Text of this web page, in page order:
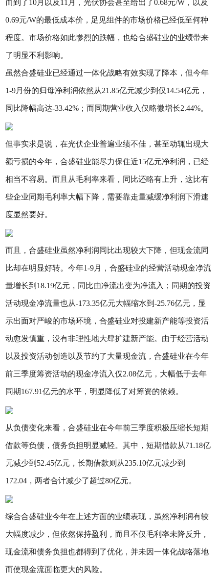
而到了10月以及11月，光伏协会甚至给出了0.68元/W，以及
0.69元/W的最低成本价，足见组件的市场价格已经低至何种
程度。市场价格如此惨烈的跌幅，也给合盛硅业的业绩带来
了明显不利影响。
虽然合盛硅业已经通过一体化战略有效实现了降本，但今年
1-9月份的归母净利润依然从21.85亿元减少到仅14.54亿元，
同比降幅高达-33.42%；而同期营业收入仅略微增长2.44%。
但事实求是说，在光伏企业普遍业绩不佳，甚至动辄出现大
额亏损的今年，合盛硅业能尽力保住近15亿元净利润，已经
相当不容易。而且从毛利率来看，同比还略有上升，这比有
些企业同期毛利率大幅下降，需要靠走量减缓净利润下滑速
度显然要好。
而且，合盛硅业虽然净利润同比出现较大下降，但现金流同
比却在明显好转。今年1-9月，合盛硅业的经营活动现金净流
量增长到18.19亿元，同比由净流出变为净流入；同期的投资
活动现金净流量也从-173.35亿元大幅缩水到-25.76亿元，显
示出面对严峻的市场环境，合盛硅业对投建新产能等投资活
动愈发慎重，没有非理性地大肆扩建新产能。由于经营活动
以及投资活动创造以及节约了大量现金流，合盛硅业在今年
前三季度筹资活动的现金净流入仅2.08亿元，大幅低于去年
同期167.91亿元的水平，明显降低了对筹资的依赖。
从负债变化来看，合盛硅业在今年前三季度积极压缩长短期
借款等负债，债务负担明显减轻。其中，短期借款从71.18亿
元减少到52.45亿元，长期借款则从235.10亿元减少到
172.04，两者合计减少了超过80亿元。
综合合盛硅业今年在上述方面的业绩表现，虽然净利润有较
大幅度减少，但依然保持盈利，而且不仅毛利率未降反升，
现金流和债务负担也都得到了优化，并未因一体化战略落地
而使现金流面临更大的风险。